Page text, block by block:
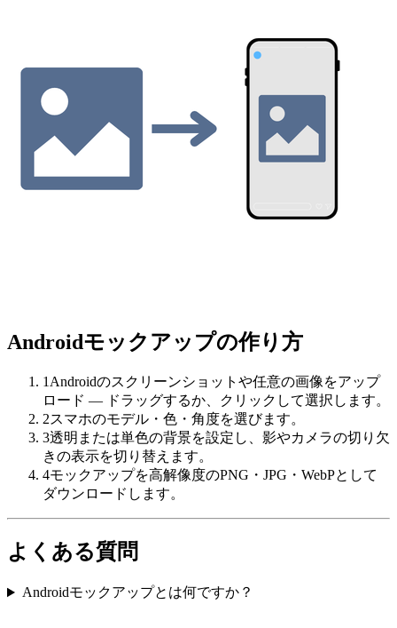
Androidモックアップの作り方
1Androidのスクリーンショットや任意の画像をアップ
ロード — ドラッグするか、クリックして選択します。
2スマホのモデル・色・角度を選びます。
3透明または単色の背景を設定し、影やカメラの切り欠
きの表示を切り替えます。
4モックアップを高解像度のPNG・JPG・WebPとして
ダウンロードします。
よくある質問
Androidモックアップとは何ですか？